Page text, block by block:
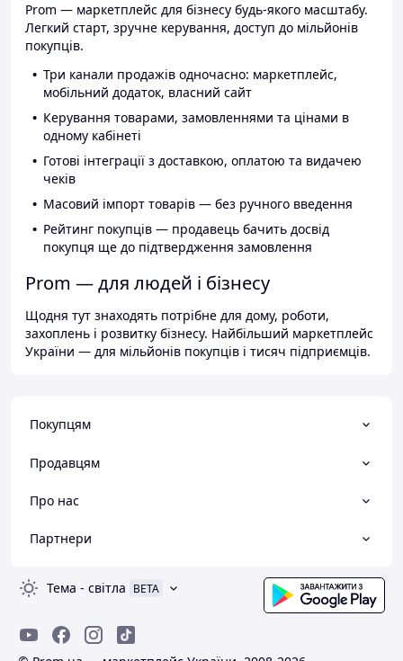
Prom — маркетплейс для бізнесу будь-якого масштабу.
Легкий старт, зручне керування, доступ до мільйонів
покупців.
Три канали продажів одночасно: маркетплейс,
мобільний додаток, власний сайт
Керування товарами, замовленнями та цінами в
одному кабінеті
Готові інтеграції з доставкою, оплатою та видачею
чеків
Масовий імпорт товарів — без ручного введення
Рейтинг покупців — продавець бачить досвід
покупця ще до підтвердження замовлення
Prom — для людей і бізнесу
Щодня тут знаходять потрібне для дому, роботи,
захоплень і розвитку бізнесу. Найбільший маркетплейс
України — для мільйонів покупців і тисяч підприємців.
Покупцям
Продавцям
Про нас
Партнери
Тема - світла BETA